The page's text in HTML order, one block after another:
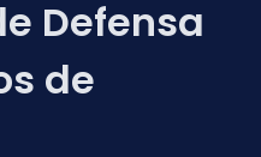
Defensa
de